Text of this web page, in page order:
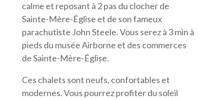
calme et reposant à 2 pas du clocher de
Sainte-Mère-Église et de son fameux
parachutiste John Steele. Vous serez à 3 min à
pieds du musée Airborne et des commerces
de Sainte-Mère-Église.
Ces chalets sont neufs, confortables et
modernes. Vous pourrez profiter du soleil